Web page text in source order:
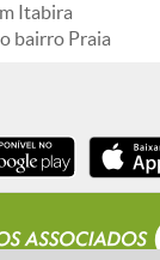
Itabira
bairro Praia